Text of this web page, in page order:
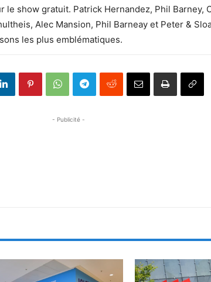
le show gratuit. Patrick Hernandez, Phil Barney,
Alec Mansion, Phil Barneay et Peter &
les plus emblématiques.
- Publicité -